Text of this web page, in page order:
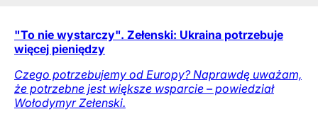
"To nie wystarczy". Zełenski: Ukraina potrzebuje
więcej pieniędzy
Czego potrzebujemy od Europy? Naprawdę uważam,
że potrzebne jest większe wsparcie – powiedział
Wołodymyr Zełenski.